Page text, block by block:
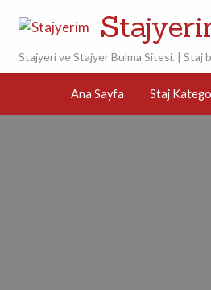
Mobil
Uygulamamız
Stajyeri ve Stajyer Bulma Sitesi. | Staj
Ana Sayfa Staj